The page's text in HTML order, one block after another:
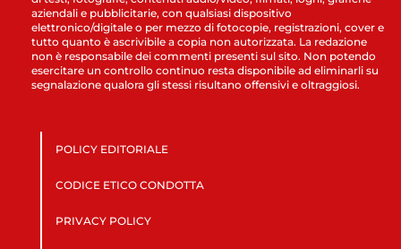
aziendali e pubblicitarie, con qualsiasi dispositivo
elettronico/digitale o per mezzo di fotocopie, registrazioni, cover e
tutto quanto è ascrivibile a copia non autorizzata. La redazione
non è responsabile dei commenti presenti sul sito. Non potendo
esercitare un controllo continuo resta disponibile ad eliminarli su
segnalazione qualora gli stessi risultano offensivi e oltraggiosi.
POLICY EDITORIALE
CODICE ETICO CONDOTTA
PRIVACY POLICY